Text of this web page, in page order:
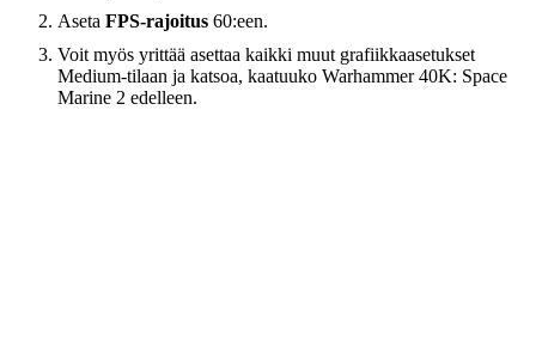
Aseta FPS-rajoitus 60:een.
Voit myös yrittää asettaa kaikki muut grafiikkaasetukset
Medium-tilaan ja katsoa, ​​kaatuuko Warhammer 40K: Space
Marine 2 edelleen.